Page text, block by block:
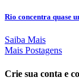
Rio concentra quase
Saiba Mais
Mais Postagens
Crie sua conta e